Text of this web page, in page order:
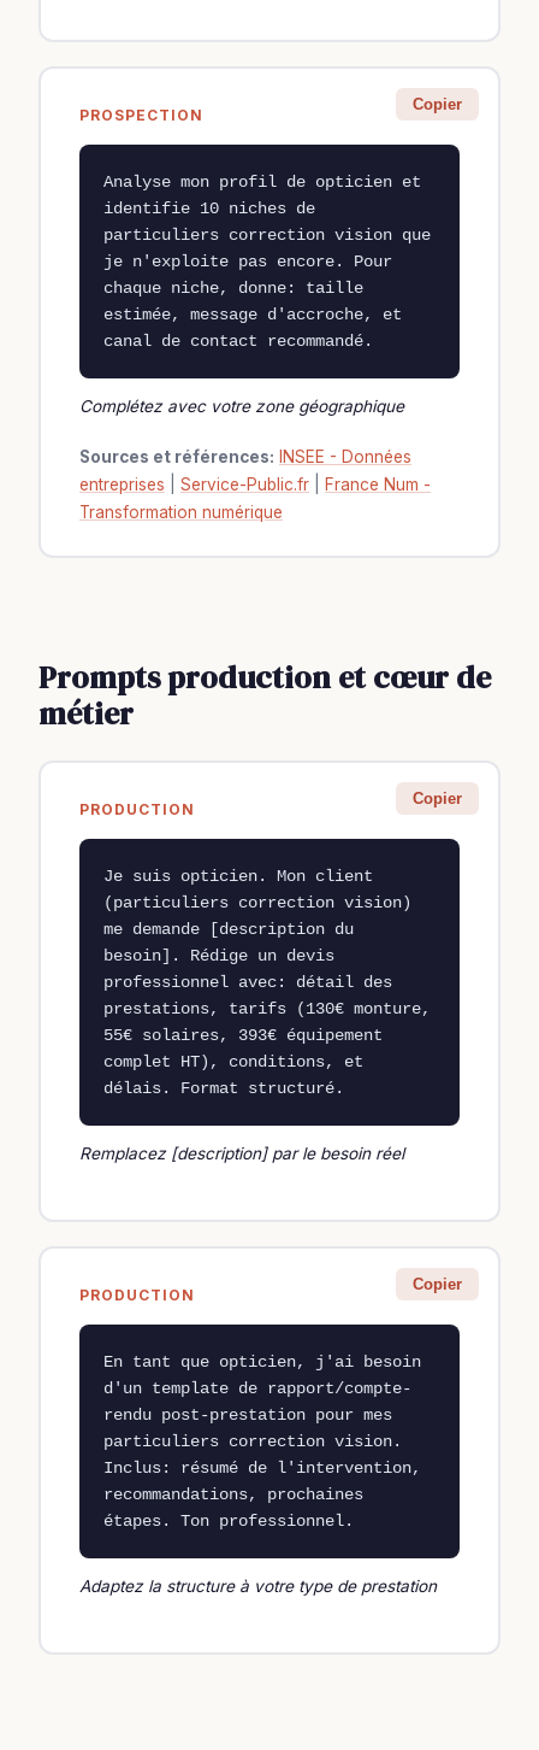
PROSPECTION
Copier
Analyse mon profil de opticien et
identifie 10 niches de
particuliers correction vision que
je n'exploite pas encore. Pour
chaque niche, donne: taille
estimée, message d'accroche, et
canal de contact recommandé.
Complétez avec votre zone géographique
Sources et références:
INSEE - Données
entreprises
Service-Public.fr
France Num -
Transformation numérique
Prompts production et cœur de
métier
PRODUCTION
Copier
Je suis opticien. Mon client
(particuliers correction vision)
me demande [description du
besoin]. Rédige un devis
professionnel avec: détail des
prestations, tarifs (130€ monture,
55€ solaires, 393€ équipement
complet HT), conditions, et
délais. Format structuré.
Remplacez [description] par le besoin réel
PRODUCTION
Copier
En tant que opticien, j'ai besoin
d'un template de rapport/compte-
rendu post-prestation pour mes
particuliers correction vision.
Inclus: résumé de l'intervention,
recommandations, prochaines
étapes. Ton professionnel.
Adaptez la structure à votre type de prestation